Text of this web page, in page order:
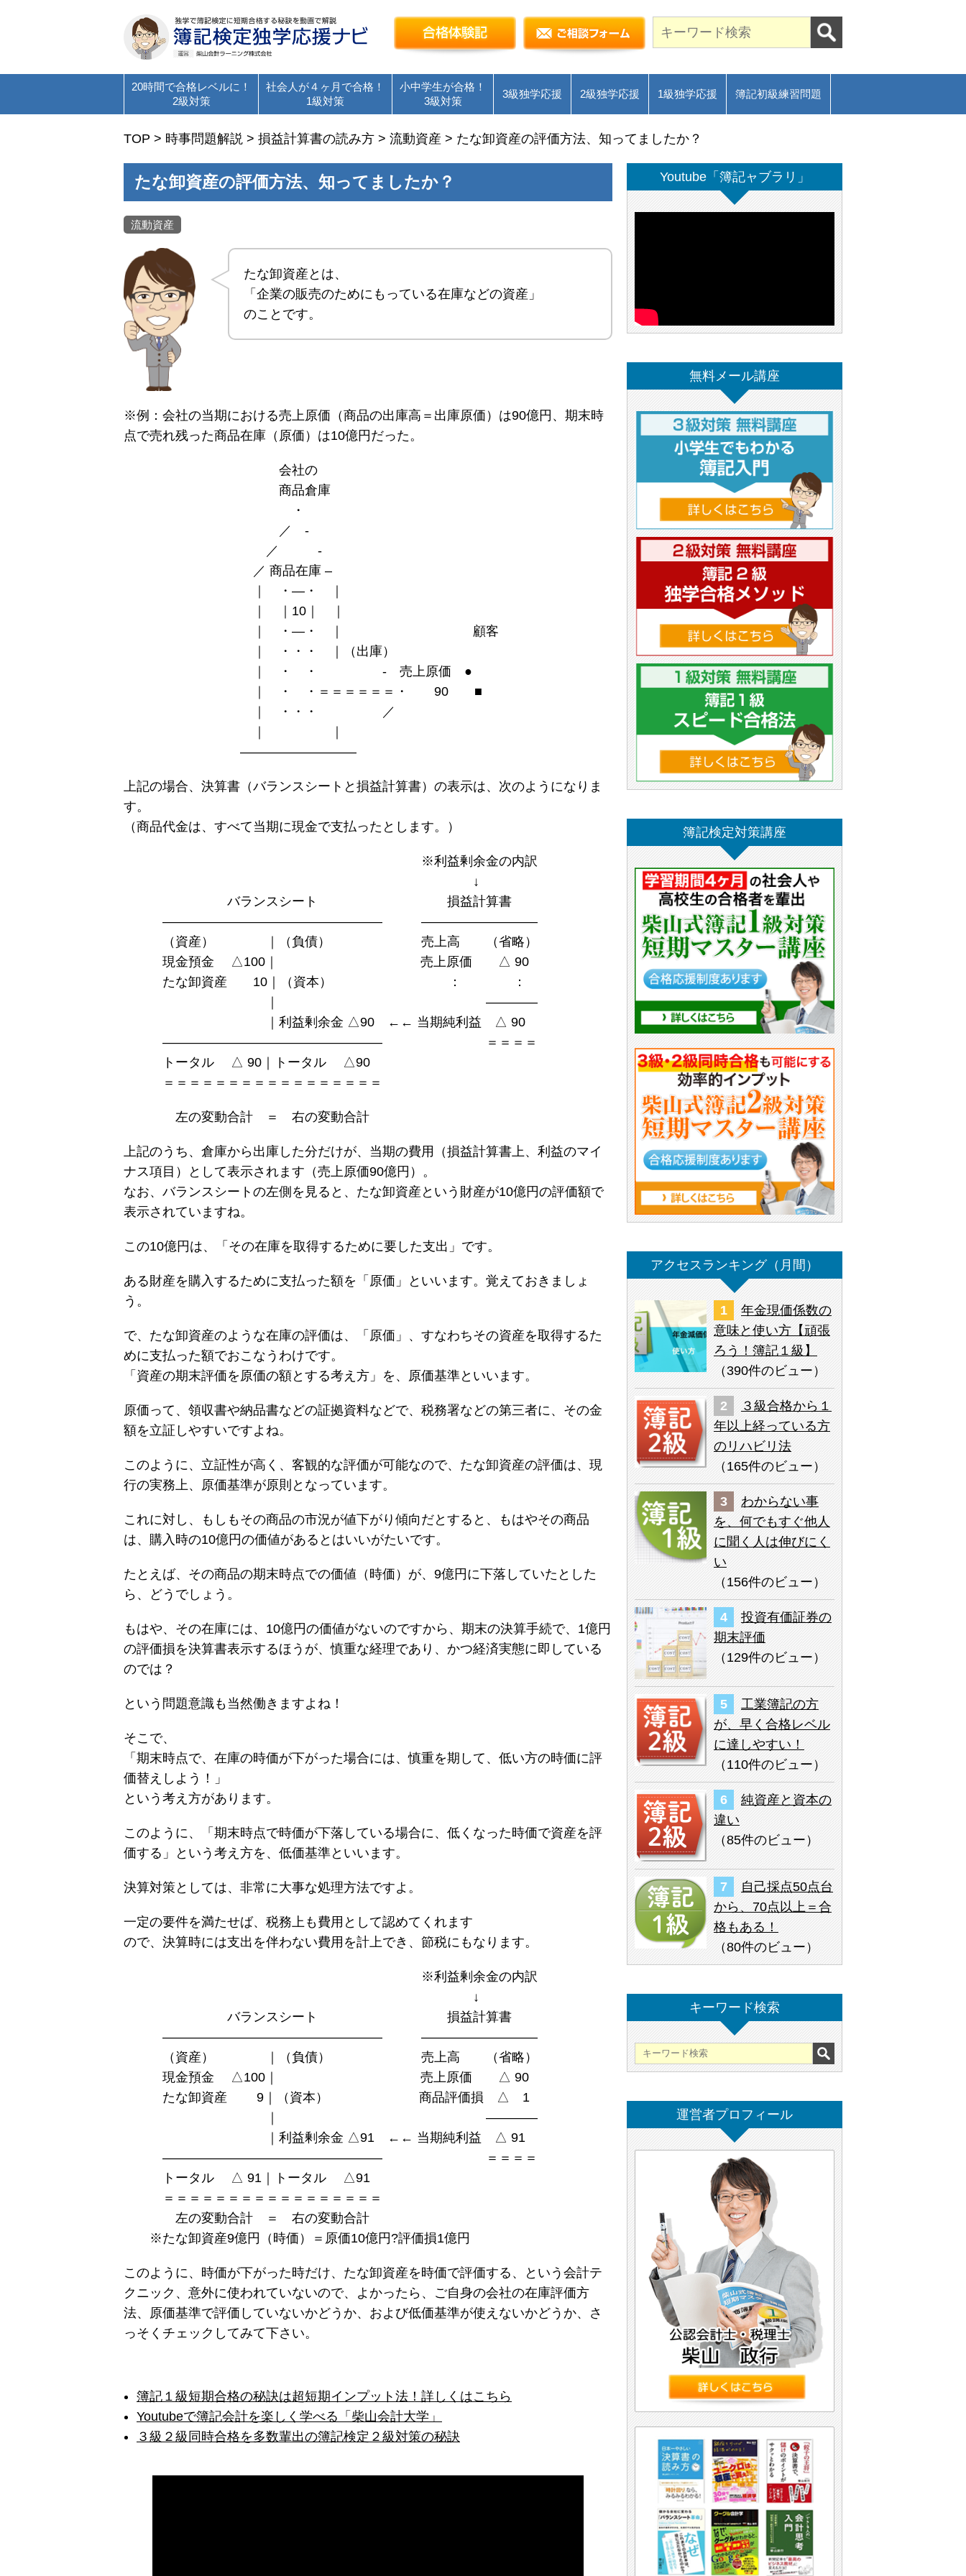
簿記検定独学応援～簿記１級・２級・３級を短期合格に導く通信講座～
合格体験記 ご相談フォーム
20時間で合格レベルに！
2級対策
社会人が４ヶ月で合格！
1級対策
小中学生が合格！
3級対策
3級独学応援 2級独学応援 1級独学応援 簿記初級練習問題
TOP > 時事問題解説 > 損益計算書の読み方 > 流動資産 > たな卸資産の評価方法、知ってましたか？
たな卸資産の評価方法、知ってましたか？
流動資産
たな卸資産とは、
「企業の販売のためにもっている在庫などの資産」
のことです。
※例：会社の当期における売上原価（商品の出庫高＝出庫原価）は90億円、期末時
点で売れ残った商品在庫（原価）は10億円だった。
会社の
商品倉庫
・
／ -
／ -
／ 商品在庫 –
｜ ・―・ ｜
｜ ｜10｜ ｜
｜ ・―・ ｜ 顧客
｜ ・・・ ｜（出庫）
｜ ・ ・ - 売上原価 ●
｜ ・ ・＝＝＝＝＝＝・ 90 ■
｜ ・・・ ／
―――――――――
上記の場合、決算書（バランスシートと損益計算書）の表示は、次のようになりま
す。
（商品代金は、すべて当期に現金で支払ったとします。）
※利益剰余金の内訳
↓
バランスシート 損益計算書
――――――――――――――――― ―――――――――
（資産） ｜（負債） 売上高 （省略）
現金預金 △100｜ 売上原価 △ 90
たな卸資産 10｜（資本） ： ：
｜ ――――
｜利益剰余金 △90 ←← 当期純利益 △ 90
――――――――――――――――― ＝＝＝＝
トータル △ 90｜トータル △90
＝＝＝＝＝＝＝＝＝＝＝＝＝＝＝＝＝
左の変動合計 ＝ 右の変動合計
上記のうち、倉庫から出庫した分だけが、当期の費用（損益計算書上、利益のマイ
ナス項目）として表示されます（売上原価90億円）。
なお、バランスシートの左側を見ると、たな卸資産という財産が10億円の評価額で
表示されていますね。
この10億円は、「その在庫を取得するために要した支出」です。
ある財産を購入するために支払った額を「原価」といいます。覚えておきましょ
う。
で、たな卸資産のような在庫の評価は、「原価」、すなわちその資産を取得するた
めに支払った額でおこなうわけです。
「資産の期末評価を原価の額とする考え方」を、原価基準といいます。
原価って、領収書や納品書などの証拠資料などで、税務署などの第三者に、その金
額を立証しやすいですよね。
このように、立証性が高く、客観的な評価が可能なので、たな卸資産の評価は、現
行の実務上、原価基準が原則となっています。
これに対し、もしもその商品の市況が値下がり傾向だとすると、もはやその商品
は、購入時の10億円の価値があるとはいいがたいです。
たとえば、その商品の期末時点での価値（時価）が、9億円に下落していたとした
ら、どうでしょう。
もはや、その在庫には、10億円の価値がないのですから、期末の決算手続で、1億円
の評価損を決算書表示するほうが、慎重な経理であり、かつ経済実態に即している
のでは？
という問題意識も当然働きますよね！
そこで、
「期末時点で、在庫の時価が下がった場合には、慎重を期して、低い方の時価に評
価替えしよう！」
という考え方があります。
このように、「期末時点で時価が下落している場合に、低くなった時価で資産を評
価する」という考え方を、低価基準といいます。
決算対策としては、非常に大事な処理方法ですよ。
一定の要件を満たせば、税務上も費用として認めてくれます
ので、決算時には支出を伴わない費用を計上でき、節税にもなります。
※利益剰余金の内訳
↓
バランスシート 損益計算書
――――――――――――――――― ―――――――――
（資産） ｜（負債） 売上高 （省略）
現金預金 △100｜ 売上原価 △ 90
たな卸資産 9｜（資本） 商品評価損 △ 1
｜ ――――
｜利益剰余金 △91 ←← 当期純利益 △ 91
――――――――――――――――― ＝＝＝＝
トータル △ 91｜トータル △91
＝＝＝＝＝＝＝＝＝＝＝＝＝＝＝＝＝
左の変動合計 ＝ 右の変動合計
※たな卸資産9億円（時価）＝原価10億円?評価損1億円
このように、時価が下がった時だけ、たな卸資産を時価で評価する、という会計テ
クニック、意外に使われていないので、よかったら、ご自身の会社の在庫評価方
法、原価基準で評価していないかどうか、および低価基準が使えないかどうか、さ
っそくチェックしてみて下さい。
簿記１級短期合格の秘訣は超短期インプット法！詳しくはこちら
Youtubeで簿記会計を楽しく学べる「柴山会計大学」
３級２級同時合格を多数輩出の簿記検定２級対策の秘訣
Youtube「簿記ャブラリ」
無料メール講座
簿記検定対策講座
アクセスランキング（月間）
年金現価係数の
意味と使い方【頑張
ろう！簿記１級】
（390件のビュー ）
３級合格から１
年以上経っている方
のリハビリ法
（ 165件のビュー）
わからない事
を、何でもすぐ他人
に聞く人は伸びにく
い
（ 156件のビュー ）
投資有価証券の
期末評価
（ 129件のビュー）
工業簿記の方
が、早く合格レベル
に達しやすい！
（110件のビュー ）
純資産と資本の
違い
（85件のビュー）
自己採点50点台
から、70点以上＝合
格もある！
（80件のビュー）
キーワード検索
運営者プロフィール